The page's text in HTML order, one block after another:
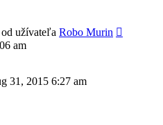
od užívateľa Robo Murin
am
31, 2015 6:27 am